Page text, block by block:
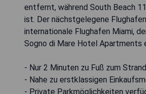
entfernt, während South Beach
ist. Der nächstgelegene
internationale Flughafen Miami,
Sogno di Mare Hotel Apartments
- Nur 2 Minuten zu Fuß zum Strand
- Nahe zu erstklassigen
- Private Parkmöglichkeiten